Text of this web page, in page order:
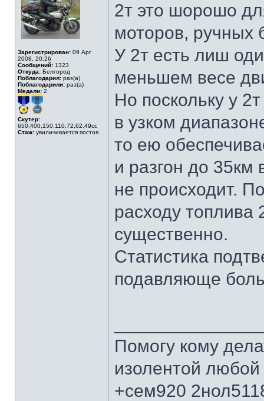
Зарегистрирован: 09 Apr
2008, 20:26
Сообщений: 1323
Откуда: Белгород
Поблагодарил: раз(а)
Поблагодарили: раз(а)
Медали: 2
Скутер:
650,400,150,110,72,62,49сс
Стаж: увиличивается постоя
2т это шорошо
моторов, ручных
У 2т есть лиш
меньшем весе
Но поскольку у
в узком
то ею
и разгон до
не происходит.
расходу топлива
существенно.
Статистика
подавляюще
Помогу кому
изолентой
+сем920